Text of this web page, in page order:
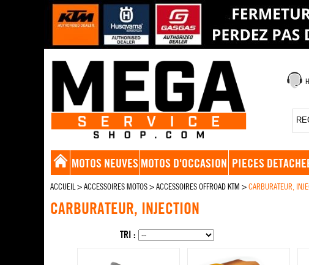
MOTOS NEUVES MOTOS D'OCCASION PIECES
ACCUEIL>ACCESSOIRES MOTOS>ACCESSOIRES OFFROAD KTM >CARBURATEUR,
CARBURATEUR, INJECTION
TRI :